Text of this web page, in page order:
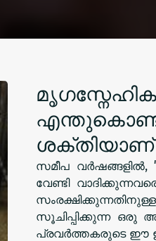
ശക്തിയാണ്
സമീപ വർഷങ്ങളിൽ,
വേണ്ടി
സൂചിപ്പിക്കുന്ന ഒരു
പ്രവർത്തകരുടെ ഈ